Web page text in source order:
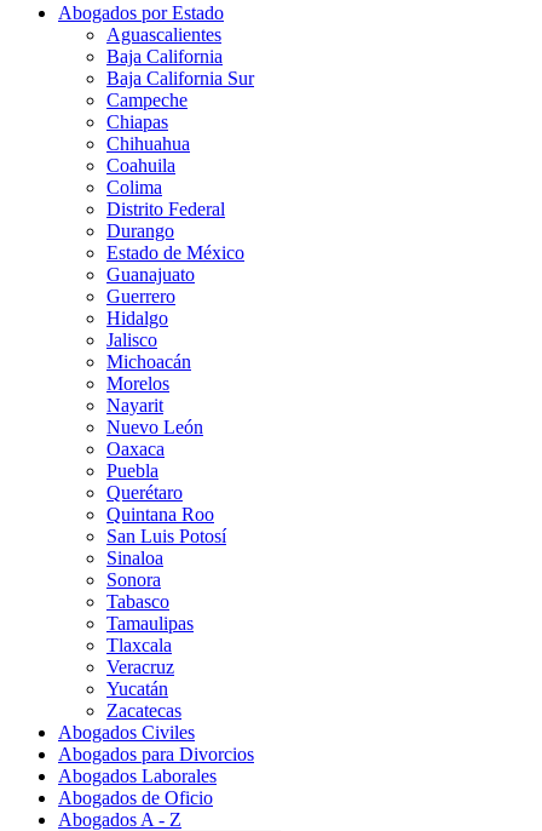
Abogados por Estado
Aguascalientes
Baja California
Baja California Sur
Campeche
Chiapas
Chihuahua
Coahuila
Colima
Distrito Federal
Durango
Estado de México
Guanajuato
Guerrero
Hidalgo
Jalisco
Michoacán
Morelos
Nayarit
Nuevo León
Oaxaca
Puebla
Querétaro
Quintana Roo
San Luis Potosí
Sinaloa
Sonora
Tabasco
Tamaulipas
Tlaxcala
Veracruz
Yucatán
Zacatecas
Abogados Civiles
Abogados para Divorcios
Abogados Laborales
Abogados de Oficio
Abogados A - Z